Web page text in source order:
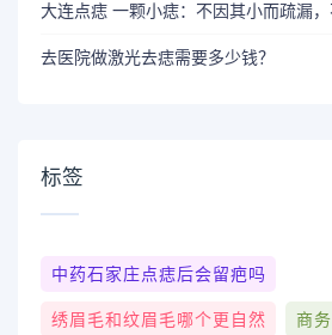
大连点痣 一颗小痣：不因其小而疏漏
去医院做激光去痣需要多少钱？
标签
中药石家庄点痣后会留疤吗
绣眉毛和纹眉毛哪个更自然 商务